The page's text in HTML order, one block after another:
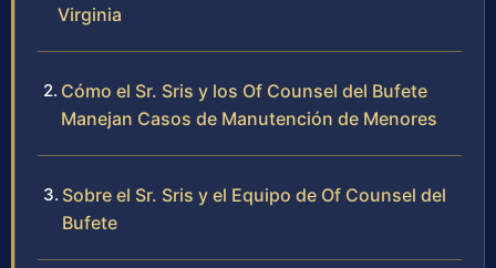
Virginia
Cómo el Sr. Sris y los Of Counsel del Bufete
Manejan Casos de Manutención de Menores
Sobre el Sr. Sris y el Equipo de Of Counsel del
Bufete